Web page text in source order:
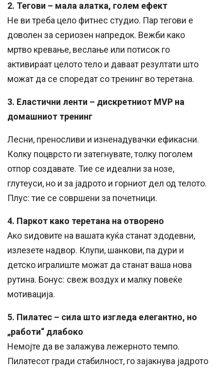
2. Тегови – мала алатка, голем ефект
Не ви треба цело фитнес студио. Пар тегови е
доволен за сериозен напредок. Вежби како
мртво кревање, веслање или потисок го
активираат целото тело и даваат резултати што
можат да се споредат со тренинг во теретана.
3. Еластични ленти – дискретниот MVP на
домашниот тренинг
Лесни, преносливи и изненадувачки ефикасни.
Колку поцврсто ги затегнувате, толку поголем
отпор создавате. Тие се идеални за нозе,
глутеуси, но и за јадрото и горниот дел од телото.
Плус: тие се совршени за почетници.
4. Паркот како теретана на отворено
Ако ѕидовите на вашата куќа станат здодевни,
излезете надвор. Клупи, шанкови, па дури и
детско игралиште можат да станат ваша нова
рутина. Бонус: свеж воздух и малку повеќе
мотивација.
5. Пилатес – сила што изгледа елегантно, но
„работи“ длабоко
Немојте да ве залажува лежерното темпо.
Пилатесот гради стабилност, го зајакнува јадрото